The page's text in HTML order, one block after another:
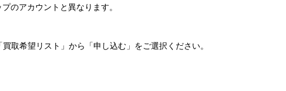
のアカウントと異なります。
取希望リスト」から「申し込む」をご選択ください。